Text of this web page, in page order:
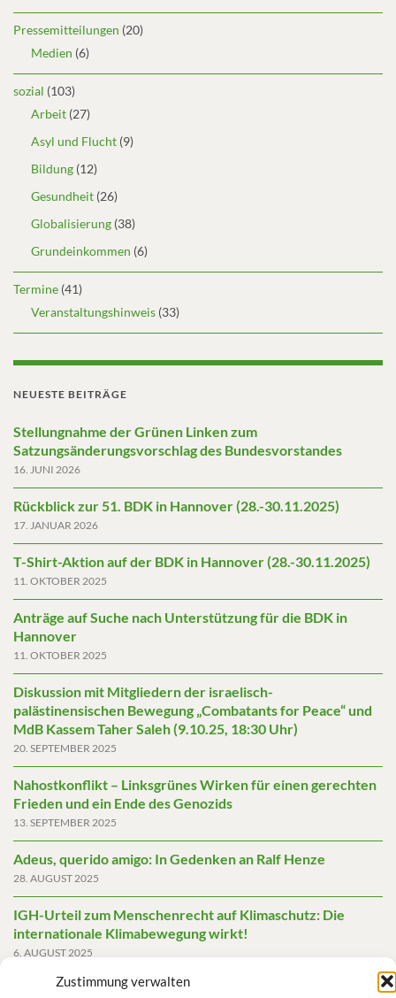
Zustimmung verwalten
Pressemitteilungen (20)
Medien (6)
sozial (103)
Arbeit (27)
Asyl und Flucht (9)
Bildung (12)
Gesundheit (26)
Globalisierung (38)
Grundeinkommen (6)
Termine (41)
Veranstaltungshinweis (33)
NEUESTE BEITRÄGE
Stellungnahme der Grünen Linken zum
Satzungsänderungsvorschlag des Bundesvorstandes
16. JUNI 2026
Rückblick zur 51. BDK in Hannover (28.-30.11.2025)
17. JANUAR 2026
T-Shirt-Aktion auf der BDK in Hannover (28.-30.11.2025)
11. OKTOBER 2025
Anträge auf Suche nach Unterstützung für die BDK in
Hannover
11. OKTOBER 2025
Diskussion mit Mitgliedern der israelisch-
palästinensischen Bewegung „Combatants for Peace“ und
MdB Kassem Taher Saleh (9.10.25, 18:30 Uhr)
20. SEPTEMBER 2025
Nahostkonflikt – Linksgrünes Wirken für einen gerechten
Frieden und ein Ende des Genozids
13. SEPTEMBER 2025
Adeus, querido amigo: In Gedenken an Ralf Henze
28. AUGUST 2025
IGH-Urteil zum Menschenrecht auf Klimaschutz: Die
internationale Klimabewegung wirkt!
6. AUGUST 2025
Friedensgutachten 2025